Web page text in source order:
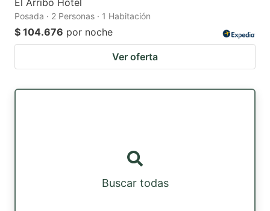
Posada · 2 Personas · 1 Habitación
$ 104.676 por noche
Ver oferta
Buscar todas